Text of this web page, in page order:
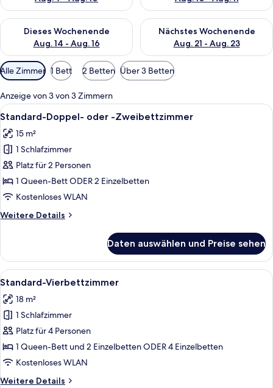
Dieses Wochenende
Aug. 14 - Aug. 16
Überprüfe die Verfügbarkeit für dieses Wochenende, Aug. 14
Nächstes Wochenende
Aug. 21 - Aug. 23
Überprüfe die Verfügbarkeit
Verfügbare
Filter
für
Zimmer
Alle Zimmer 1 Bett 2 Betten Über 3 Betten
Anzeige von 3 von 3 Zimmern
Alle
Fotos
für
Standard-
Doppel-
oder
-
anzeigen
Ein Hotelzimmer mit Bett,
5
Standard-Doppel- oder -Zweibettzimmer
15 m²
1 Schlafzimmer
Platz für 2 Personen
1 Queen-Bett ODER 2 Einzelbetten
Kostenloses WLAN
Weitere Details
Weitere
Doppel-
oder
-
Daten auswählen und Preise sehen
Alle
Fotos
für
Standard-
Vierbettzimmer
anzeigen
Ein Hotelzimmer mit einem Bett,
5
Standard-Vierbettzimmer
18 m²
1 Schlafzimmer
Platz für 4 Personen
1 Queen-Bett und 2 Einzelbetten ODER 4 Einzelbetten
Kostenloses WLAN
Weitere Details
Weitere